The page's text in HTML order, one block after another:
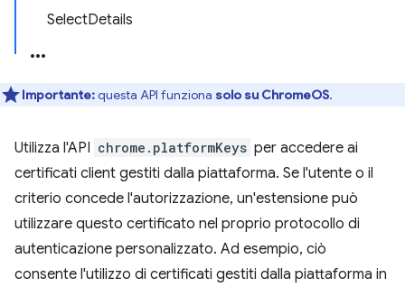
SelectDetails
Importante:questa API funziona solo su ChromeOS.
Utilizza l'API chrome.platformKeys per accedere ai
certificati client gestiti dalla piattaforma. Se l'utente o il
criterio concede l'autorizzazione, un'estensione può
utilizzare questo certificato nel proprio protocollo di
autenticazione personalizzato. Ad esempio, ciò
consente l'utilizzo di certificati gestiti dalla piattaforma in